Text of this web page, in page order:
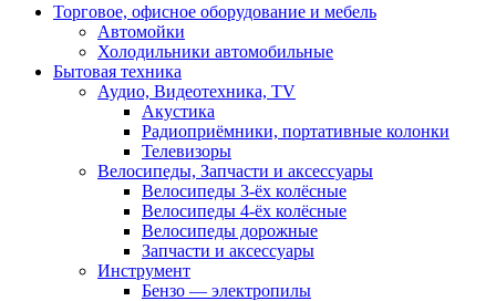
Торговое, офисное оборудование и мебель
Автомойки
Холодильники автомобильные
Бытовая техника
Аудио, Видеотехника, TV
Акустика
Радиоприёмники, портативные колонки
Телевизоры
Велосипеды, Запчасти и аксессуары
Велосипеды 3-ёх колёсные
Велосипеды 4-ёх колёсные
Велосипеды дорожные
Запчасти и аксессуары
Инструмент
Бензо — электропилы